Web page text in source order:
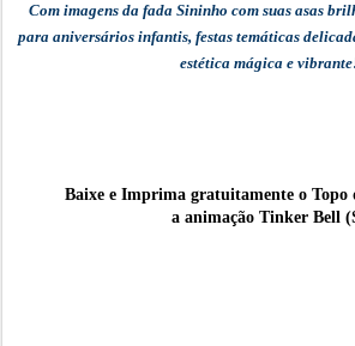
Com imagens da fada Sininho com suas asas
para aniversários infantis, festas temáticas
estética mágica e
Baixe e Imprima gratuitamente o Topo
a animação Tinker Bell